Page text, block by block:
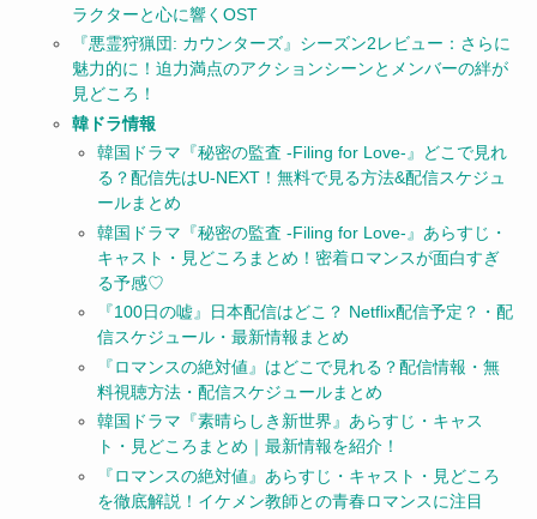
ラクターと心に響くOST
『悪霊狩猟団: カウンターズ』シーズン2レビュー：さらに
魅力的に！迫力満点のアクションシーンとメンバーの絆が
見どころ！
韓ドラ情報
韓国ドラマ『秘密の監査 -Filing for Love-』どこで見れ
る？配信先はU-NEXT！無料で見る方法&配信スケジュ
ールまとめ
韓国ドラマ『秘密の監査 -Filing for Love-』あらすじ・
キャスト・見どころまとめ！密着ロマンスが面白すぎ
る予感♡
『100日の嘘』日本配信はどこ？ Netflix配信予定？・配
信スケジュール・最新情報まとめ
『ロマンスの絶対値』はどこで見れる？配信情報・無
料視聴方法・配信スケジュールまとめ
韓国ドラマ『素晴らしき新世界』あらすじ・キャス
ト・見どころまとめ｜最新情報を紹介！
『ロマンスの絶対値』あらすじ・キャスト・見どころ
を徹底解説！イケメン教師との青春ロマンスに注目